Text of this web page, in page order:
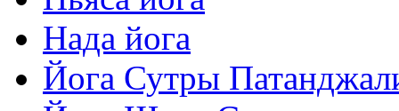
Нада йога
Йога Сутры